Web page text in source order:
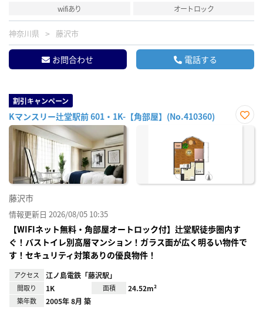
wifiあり
オートロック
神奈川県 藤沢市
お問合わせ 電話する
割引キャンペーン
Kマンスリー辻堂駅前 601・1K-【角部屋】(No.410360)
お気
藤沢市
情報更新日 2026/08/05 10:35
【WIFIネット無料・角部屋オートロック付】辻堂駅徒歩圏内す
ぐ！バストイレ別高層マンション！ガラス面が広く明るい物件で
す！セキュリティ対策ありの優良物件！
アクセス 江ノ島電鉄「藤沢駅」
間取り 1K 面積 24.52m²
築年数 2005年 8月 築